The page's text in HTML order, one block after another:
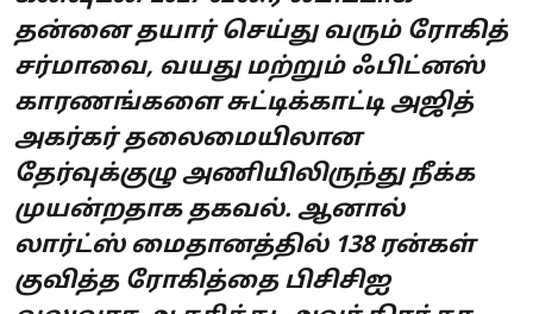
தன்னை தயார் செய்து வரும் ரோகித்
சர்மாவை, வயது மற்றும் ஃபிட்னஸ்
காரணங்களை சுட்டிக்காட்டி அஜித்
அகர்கர் தலைமையிலான
தேர்வுக்குழு அணியிலிருந்து நீக்க
முயன்றதாக தகவல். ஆனால்
லார்ட்ஸ் மைதானத்தில் 138 ரன்கள்
குவித்த ரோகித்தை பிசிசிஐ